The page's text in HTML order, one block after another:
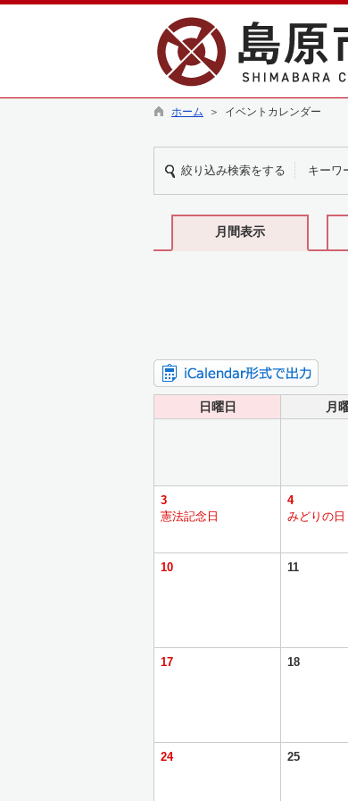
ホーム ＞ イベントカレンダー
絞り込み検索をする キーワ
月間表示
日曜日 月
3
憲法記念日
4
みどりの日
10 11
17 18
24 25